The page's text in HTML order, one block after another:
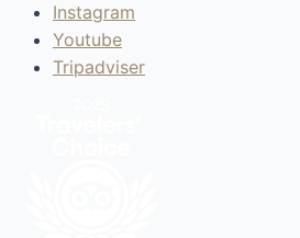
Instagram
Youtube
Tripadviser